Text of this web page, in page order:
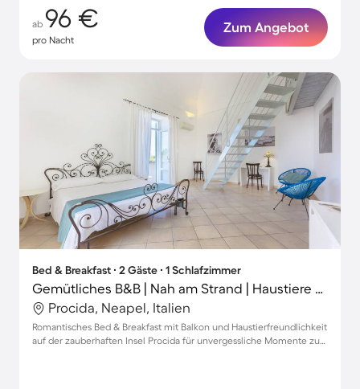
ab 96 €
pro Nacht
Zum Angebot
Bed & Breakfast ∙ 2 Gäste ∙ 1 Schlafzimmer
Gemütliches B&B | Nah am Strand | Haustiere sind willkommen
Procida, Neapel, Italien
Romantisches Bed & Breakfast mit Balkon und Haustierfreundlichkeit
auf der zauberhaften Insel Procida für unvergessliche Momente zu